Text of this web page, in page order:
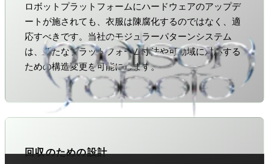
ロボットプラットフォームにハードウェアのアップデ
ートが施されても、衣服は陳腐化するのではなく、適
応すべきです。当社のモジュラーパターンシステム
は、新たなプラットフォーム寸法や可動域に対応する
ための構造変更を可能にします。
回収のための設計